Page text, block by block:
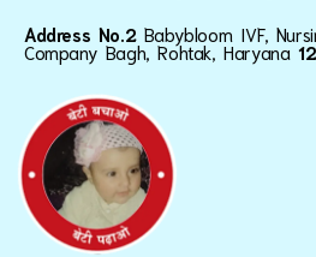
Address No.2 Babybloom IVF,
Company Bagh, Rohtak, Haryana